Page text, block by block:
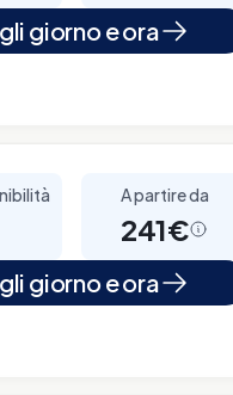
giorno e ora
A partire da
241€
giorno e ora